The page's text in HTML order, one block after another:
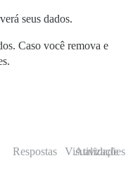
seus dados.
Caso você remova e
Respostas Visualizações
Atividade